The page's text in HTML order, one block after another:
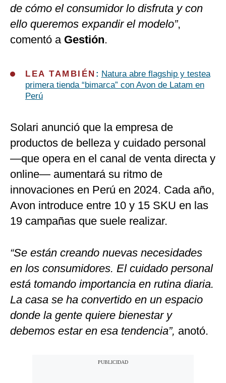
de cómo el consumidor lo disfruta y con
ello queremos expandir el modelo”,
comentó a Gestión.
LEA TAMBIÉN : Natura abre flagship y testea
primera tienda “bimarca” con Avon de Latam en
Perú
Solari anunció que la empresa de
productos de belleza y cuidado personal
—que opera en el canal de venta directa y
online— aumentará su ritmo de
innovaciones en Perú en 2024. Cada año,
Avon introduce entre 10 y 15 SKU en las
19 campañas que suele realizar.
“Se están creando nuevas necesidades
en los consumidores. El cuidado personal
está tomando importancia en rutina diaria.
La casa se ha convertido en un espacio
donde la gente quiere bienestar y
debemos estar en esa tendencia”, anotó.